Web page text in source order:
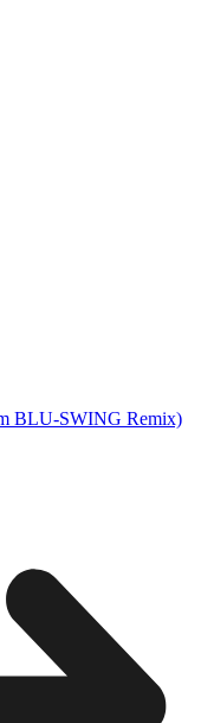
BLU-SWING Remix)